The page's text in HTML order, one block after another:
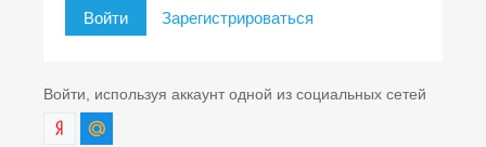
Войти Зарегистрироваться
Войти, используя аккаунт одной из социальных сетей